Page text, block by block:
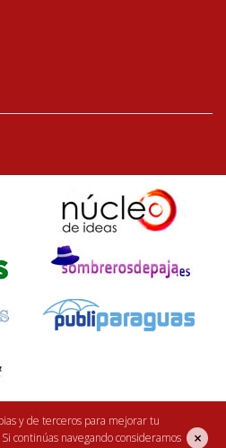
y de terceros para mejorar tu
continúas navegando consideramos
×
122CC0001. Desarrollo web: